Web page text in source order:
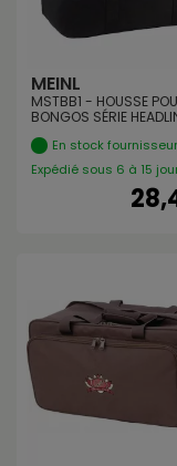
MEINL
MSTBB1 - HOUSSE
BONGOS SÉRIE
En stock
Expédié sous 6 à 15